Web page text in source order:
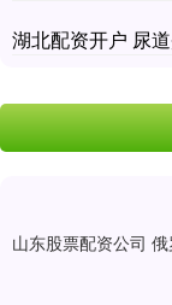
湖北配资开户 尿
山东股票配资公司